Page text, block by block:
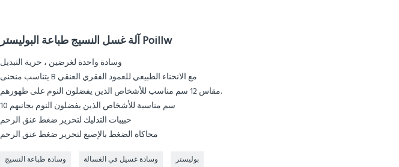
آلة غسل النسيج طباعة البوليستر Poillw
وسادة واحدة لغرضين ، حرية التبديل
يتناسب منحنى B مع الانحناء الطبيعي للعمود الفقري العنقي
مقاس 12 سم مناسب للأشخاص الذين يفضلون النوم على ظهورهم.
10 سم مناسبة للأشخاص الذين يفضلون النوم بجانبهم
حبيبات التدليك لتحرير ضغط عنق الرحم
محاكاة الضغط بالإصبع لتحرير ضغط عنق الرحم
وسادة طباعة النسيج وسادة غسيل في الغسالة بوليستر